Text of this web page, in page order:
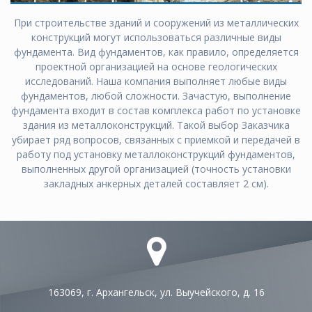
При строительстве зданий и сооружений из металлических
конструкций могут использоваться различные виды
фундамента. Вид фундаментов, как правило, определяется
проектной организацией на основе геологических
исследований. Наша компания выполняет любые виды
фундаментов, любой сложности. Зачастую, выполнение
фундамента входит в состав комплекса работ по установке
здания из металлоконструкций. Такой выбор Заказчика
убирает ряд вопросов, связанных с приемкой и передачей в
работу под установку металлоконструкций фундаментов,
выполненных другой организацией (точность установки
закладных анкерных деталей составляет 2 см).
163069, г. Архангельск, ул. Выучейского, д. 16